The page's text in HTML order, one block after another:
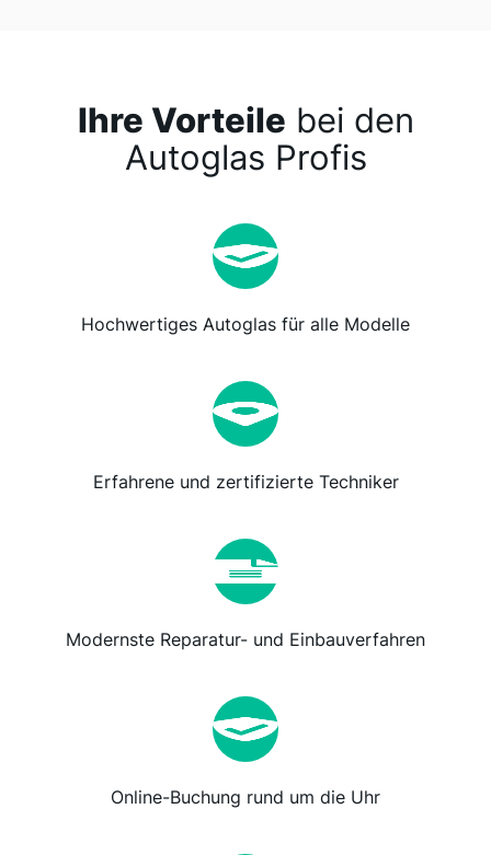
Ihre Vorteile bei den
Autoglas Profis
Hochwertiges Autoglas für alle Modelle
Erfahrene und zertifizierte Techniker
Modernste Reparatur- und Einbauverfahren
Online-Buchung rund um die Uhr